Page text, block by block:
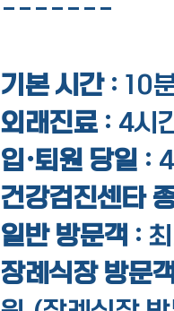
-------
기본 시간 : 10
외래진료 : 4시
입·퇴원 당일 :
건강검진센타
일반 방문객 :
장례식장 방문객